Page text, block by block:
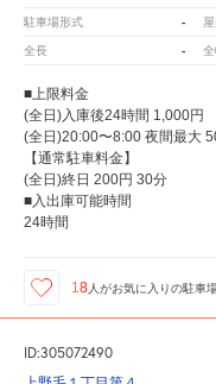
駐車場形式 -
全長 -
■上限料金
(全日)入庫後24時間 1,000円
(全日)20:00〜8:00 夜間最大
【通常駐車料金】
(全日)終日 200円 30分
■入出庫可能時間
24時間
18 人がお気に入りの駐車
ID:305072490